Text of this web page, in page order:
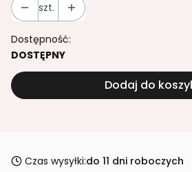
szt.
Dostępność:
DOSTĘPNY
Dodaj do
Czas wysyłki:do 11 dni roboczych